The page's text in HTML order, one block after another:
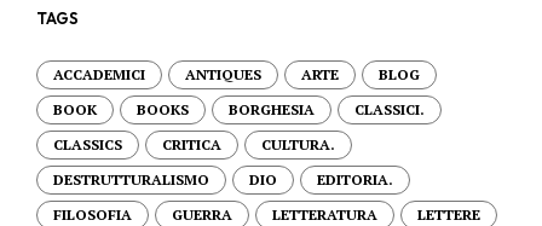
TAGS
ACCADEMICI ANTIQUES ARTE
BLOG
BOOK
BOOKS BORGHESIA
CLASSICI.
CLASSICS
CRITICA
CULTURA.
DESTRUTTURALISMO
DIO
EDITORIA.
FILOSOFIA
GUERRA LETTERATURA
LETTERE